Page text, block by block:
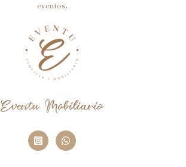
eventos.
Eventu Mobiliario